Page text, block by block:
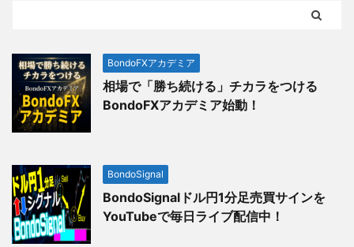
BondoFXアカデミア
相場で「勝ち続ける」チカラをつける
BondoFXアカデミア始動！
BondoSignal
BondoSignalドル円1分足売買サインを
YouTubeで毎日ライブ配信中！